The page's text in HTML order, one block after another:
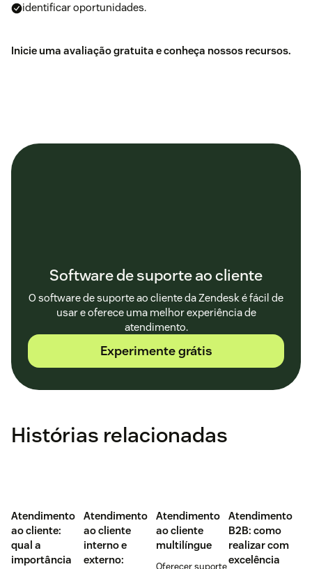
identificar oportunidades.
Inicie uma avaliação gratuita e conheça nossos recursos.
Software de suporte ao cliente
O software de suporte ao cliente da Zendesk é fácil de
usar e oferece uma melhor experiência de
atendimento.
Experimente grátis
Histórias relacionadas
Atendimento
ao cliente:
qual a
importância
Atendimento
ao cliente
interno e
externo:
Atendimento
ao cliente
multilíngue
Atendimento
B2B: como
realizar com
excelência